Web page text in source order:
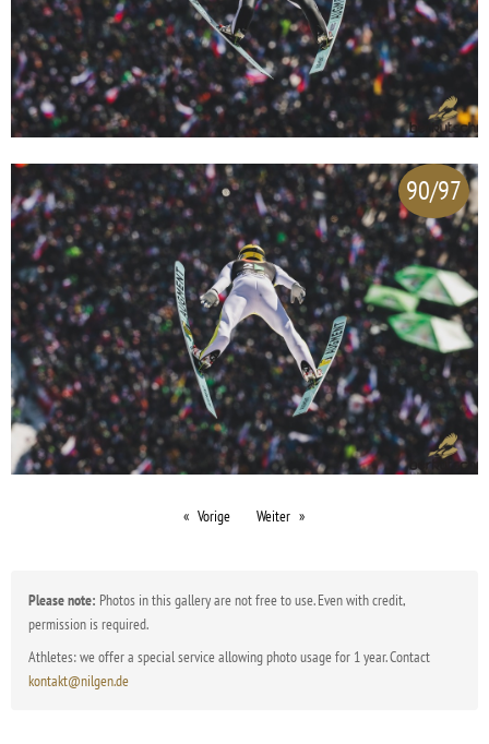
90/97
Vorige Weiter
Please note: Photos in this gallery are not free to use. Even with credit,
permission is required.
Athletes: we offer a special service allowing photo usage for 1 year. Contact
kontakt@nilgen.de